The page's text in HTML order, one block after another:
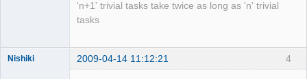
'n+1' trivial tasks take twice as long as 'n' trivial
tasks
4
Nishiki 2009-04-14 11:12:21